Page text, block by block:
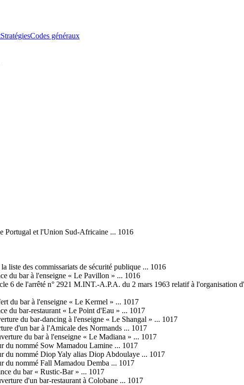
StratégiesCodes généraux
Portugal et l'Union Sud-Africaine ... 1016
des commissariats de sécurité publique ... 1016
du bar à l'enseigne « Le Pavillon » ... 1016
6 de l'arrêté n° 2921 M.INT.-A.P.A. du 2 mars 1963 relatif à l'organisation
du bar à l'enseigne « Le Kermel » ... 1017
du bar-restaurant « Le Point d'Eau » ... 1017
du bar-dancing à l'enseigne « Le Shangal » ... 1017
d'un bar à l'Amicale des Normands ... 1017
du bar à l'enseigne « Le Madiana » ... 1017
du nommé Sow Mamadou Lamine ... 1017
du nommé Diop Yaly alias Diop Abdoulaye ... 1017
du nommé Fall Mamadou Demba ... 1017
du bar « Rustic-Bar » ... 1017
d'un bar-restaurant à Colobane ... 1017